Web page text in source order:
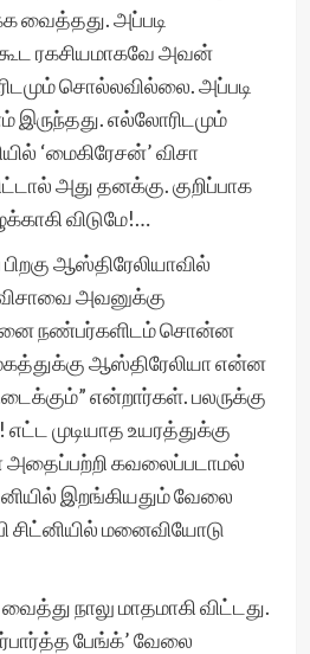
வைத்தது. அப்படி
ரகசியமாகவே அவன்
சொல்லவில்லை. அப்படி
எல்லோரிடமும்
‘மைகிரேசன்’ விசா
அது தனக்கு. குறிப்பாக
விடுமே!…
ஆஸ்திரேலியாவில்
விசாவை அவனுக்கு
நண்பர்களிடம் சொன்ன
ஆஸ்திரேலியா என்ன
என்றார்கள். பலருக்கு
முடியாத உயரத்துக்கு
கவலைப்படாமல்
இறங்கியதும் வேலை
சிட்னியில் மனைவியோடு
நாலு மாதமாகி விட்டது.
பேங்க்’ வேலை